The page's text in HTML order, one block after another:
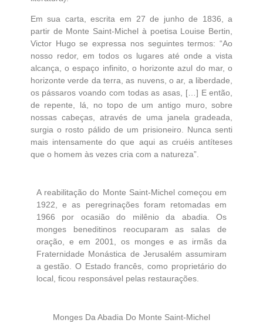
Em sua carta, escrita em 27 de junho de 1836, a
partir de Monte Saint-Michel à poetisa Louise Bertin,
Victor Hugo se expressa nos seguintes termos: “Ao
nosso redor, em todos os lugares até onde a vista
alcança, o espaço infinito, o horizonte azul do mar, o
horizonte verde da terra, as nuvens, o ar, a liberdade,
os pássaros voando com todas as asas, […] E então,
de repente, lá, no topo de um antigo muro, sobre
nossas cabeças, através de uma janela gradeada,
surgia o rosto pálido de um prisioneiro. Nunca senti
mais intensamente do que aqui as cruéis antíteses
que o homem às vezes cria com a natureza”.
A reabilitação do Monte Saint-Michel começou em
1922, e as peregrinações foram retomadas em
1966 por ocasião do milênio da abadia. Os
monges beneditinos reocuparam as salas de
oração, e em 2001, os monges e as irmãs da
Fraternidade Monástica de Jerusalém assumiram
a gestão. O Estado francês, como proprietário do
local, ficou responsável pelas restaurações.
Monges Da Abadia Do Monte Saint-Michel